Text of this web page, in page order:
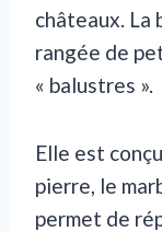
châteaux. La
rangée de
« balustres ».
Elle est
pierre, le
permet de